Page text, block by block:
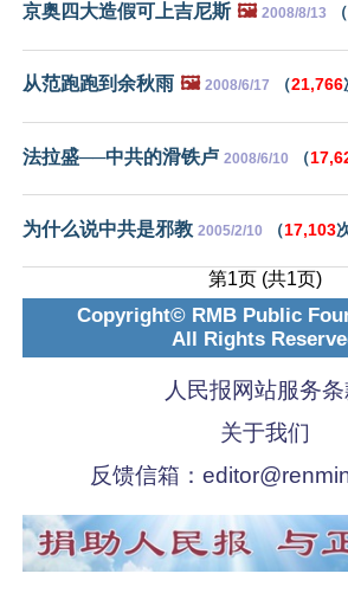
京奥四大造假可上吉尼斯 🖼️ 2008/8/13 （
从范跑跑到余秋雨 🖼️ 2008/6/17 （21,766
法拉盛──中共的滑铁卢 2008/6/10 （
为什么说中共是邪教 2005/2/10 （17,103
第1页 (共1页)
Copyright© RMB Public
All Rights
人民报网站服务
关于我们
反馈信箱：